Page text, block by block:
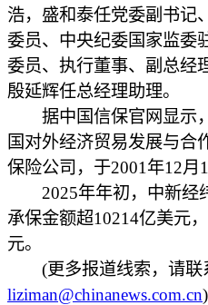
浩，盛和泰任党委副书记
委员、中央纪委国家监委
委员、执行董事、副总经
殷延辉任总经理助理。
据中国信保官网显示，
国对外经济贸易发展与合
保险公司，于2001年12月
2025年年初，中新经
承保金额超10214亿美元
元。
(更多报道线索，请联
liziman@chinanews.com.cn